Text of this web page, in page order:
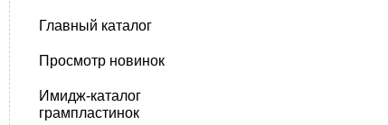
Главный каталог
Просмотр новинок
Имидж-каталог
грампластинок